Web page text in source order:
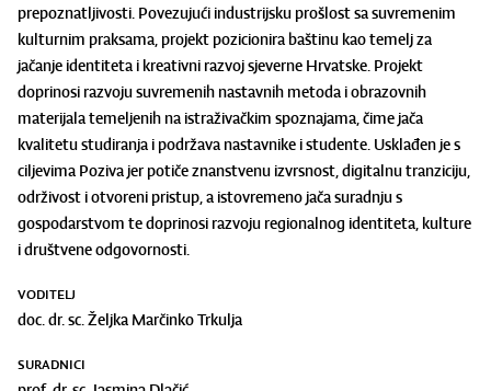
prepoznatljivosti. Povezujući industrijsku prošlost sa suvremenim
kulturnim praksama, projekt pozicionira baštinu kao temelj za
jačanje identiteta i kreativni razvoj sjeverne Hrvatske. Projekt
doprinosi razvoju suvremenih nastavnih metoda i obrazovnih
materijala temeljenih na istraživačkim spoznajama, čime jača
kvalitetu studiranja i podržava nastavnike i studente. Usklađen je s
ciljevima Poziva jer potiče znanstvenu izvrsnost, digitalnu tranziciju,
održivost i otvoreni pristup, a istovremeno jača suradnju s
gospodarstvom te doprinosi razvoju regionalnog identiteta, kulture
i društvene odgovornosti.
VODITELJ
doc. dr. sc. Željka Marčinko Trkulja
SURADNICI